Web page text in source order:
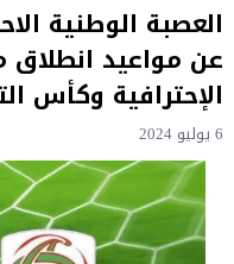
العصبة الوطنية
عن مواعيد انطلاق
الإحترافية وكأس
6 يوليو 2024